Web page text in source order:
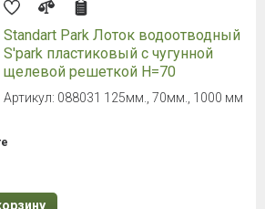
Standart Park Лоток водоотводный
S'park пластиковый с чугунной
щелевой решеткой H=70
Артикул: 088031 125мм., 70мм., 1000 мм